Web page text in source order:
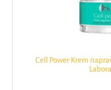
Cell Power Krem